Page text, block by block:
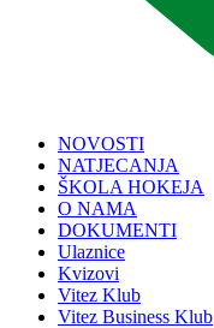
NOVOSTI
NATJECANJA
ŠKOLA HOKEJA
O NAMA
DOKUMENTI
Ulaznice
Kvizovi
Vitez Klub
Vitez Business Klub